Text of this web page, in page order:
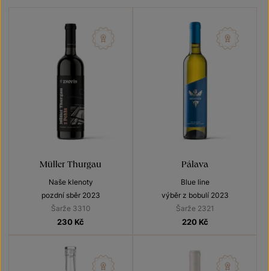
Müller Thurgau
Naše klenoty
pozdní sběr 2023
Šarže 3310
230 Kč
Pálava
Blue line
výběr z bobulí 2023
Šarže 2321
220 Kč